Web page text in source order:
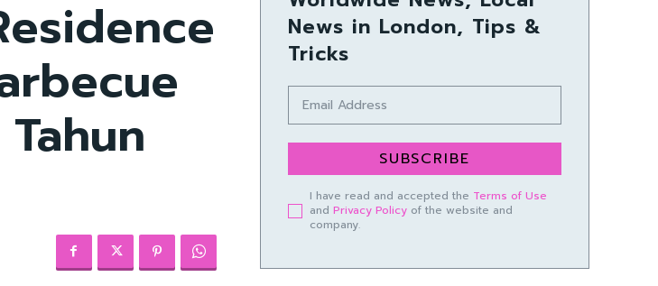
News in London, Tips &
Tricks
SUBSCRIBE
I have read and accepted the Terms of Use
and Privacy Policyof the website and
company.